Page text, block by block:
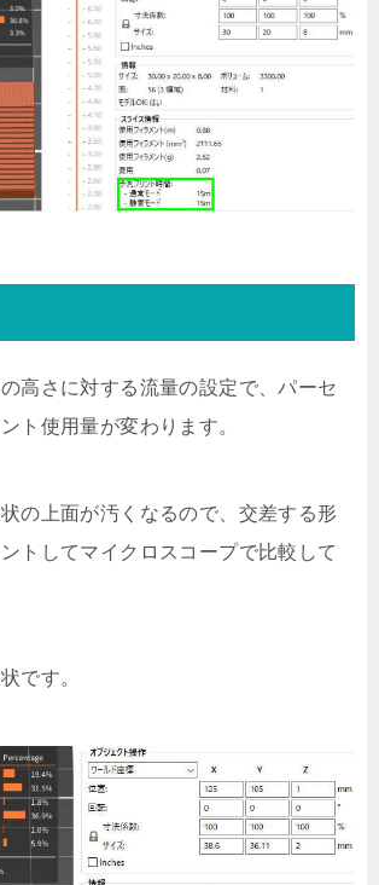
高さに対する流量の設定で、パーセ
ト使用量が変わります。
の上面が汚くなるので、交差する形
トしてマイクロスコープで比較して
です。